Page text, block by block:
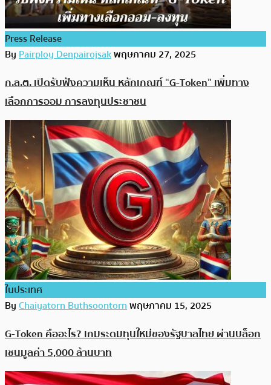
Press Release
ByPairploy Denpairojsakพฤษภาคม 27, 2025
ก.ล.ต. เปิดรับฟังความเห็น หลักเกณฑ์ “G-Token” เพิ่มทาง
เลือกการออม การลงทุนประชาชน
ในประเทศ
ByChaiyatorn Buthsoontornพฤษภาคม 15, 2025
G-Token คืออะไร? เกมระดมทุนใหม่ของรัฐบาลไทย ผ่านบล็อก
เชนมูลค่า 5,000 ล้านบาท